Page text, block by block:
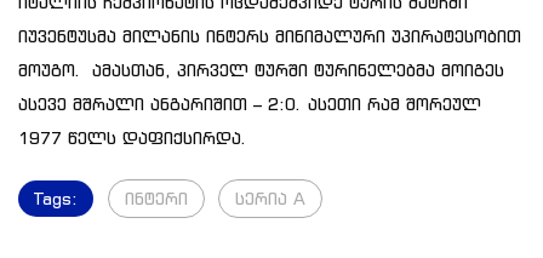
იუვენტუსმა მილანის ინტერს მინიმალური უპირატესობით
მოუგო. ამასთან, პირველ ტურში ტურინელებმა მოიგეს
ასევე მშრალი ანგარიშით – 2:0. ასეთი რამ შორეულ
1977 წელს დაფიქსირდა.
Tags: ინტერი სერია A